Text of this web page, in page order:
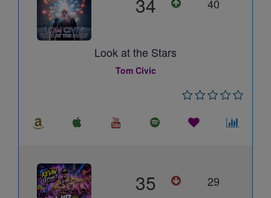
40
Look at the Stars
Tom Civic
35 29